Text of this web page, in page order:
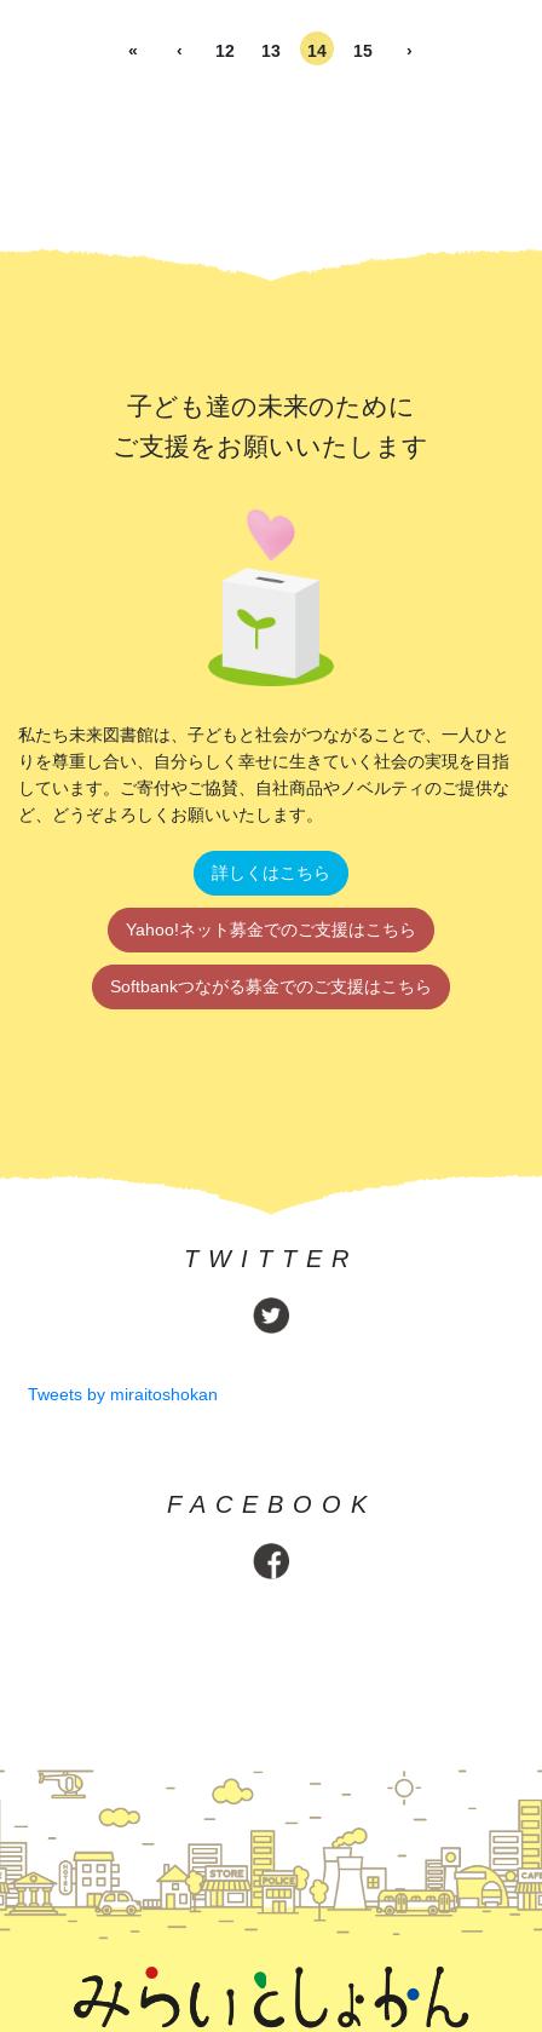
« ‹ 12 13 14 15 ›
子ども達の未来のために
ご支援をお願いいたします
私たち未来図書館は、子どもと社会がつながることで、一人ひと
りを尊重し合い、自分らしく幸せに生きていく社会の実現を目指
しています。ご寄付やご協賛、自社商品やノベルティのご提供な
ど、どうぞよろしくお願いいたします。
詳しくはこちら
Yahoo!ネット募金でのご支援はこちら
Softbankつながる募金でのご支援はこちら
TWITTER
Tweets by miraitoshokan
FACEBOOK